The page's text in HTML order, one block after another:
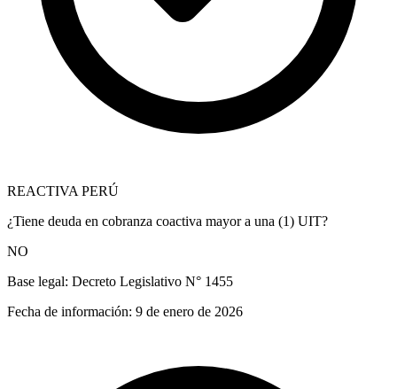
REACTIVA PERÚ
¿Tiene deuda en cobranza coactiva mayor a una (1) UIT?
NO
Base legal: Decreto Legislativo N° 1455
Fecha de información: 9 de enero de 2026